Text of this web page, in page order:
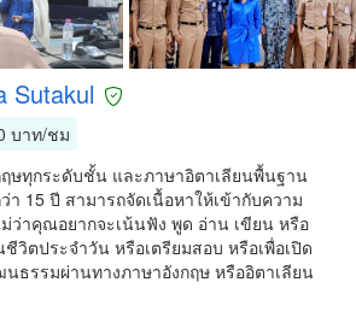
Sutakul
บาท/ชม
ษทุกระดับชั้น และภาษาอิตาเลียนพื้นฐาน
15 ปี สามารถจัดเนื้อหาให้เข้ากับความ
ม่ว่าคุณอยากจะเน้นฟัง พูด อ่าน เขียน หรือ
วิตประจำวัน หรือเตรียมสอบ หรือเพื่อเปิด
ธรรมผ่านทางภาษาอังกฤษ หรืออิตาเลียน